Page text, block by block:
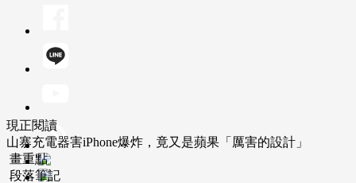
現正閱讀
山寨充電器害iPhone爆炸，竟又是蘋果「厲害的設計」
畫重點
段落筆記